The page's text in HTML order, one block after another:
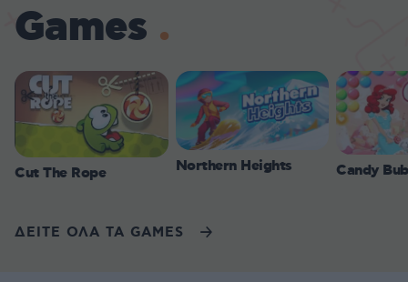
Games
Cut The Rope Northern Heights Candy
ΔΕΙΤΕ ΟΛΑ ΤΑ GAMES